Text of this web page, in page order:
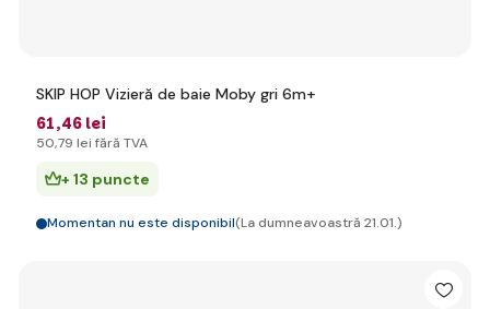
SKIP HOP Vizieră de baie Moby gri 6m+
61,46 lei
50,79 lei fără TVA
+ 13 puncte
Momentan nu este disponibil(La dumneavoastră 21.01.)